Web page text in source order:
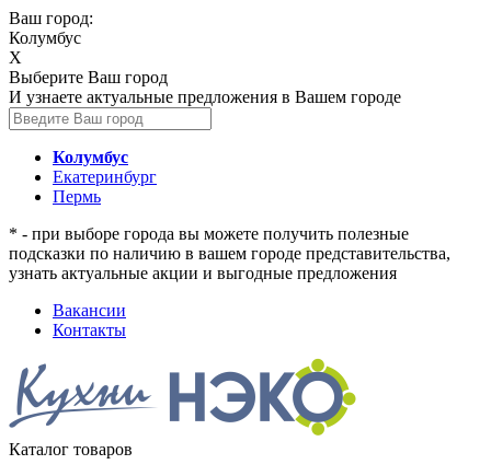
Ваш город:
Колумбус
X
Выберите Ваш город
И узнаете актуальные предложения в Вашем городе
Колумбус
Екатеринбург
Пермь
* - при выборе города вы можете получить полезные
подсказки по наличию в вашем городе представительства,
узнать актуальные акции и выгодные предложения
Вакансии
Контакты
Каталог товаров